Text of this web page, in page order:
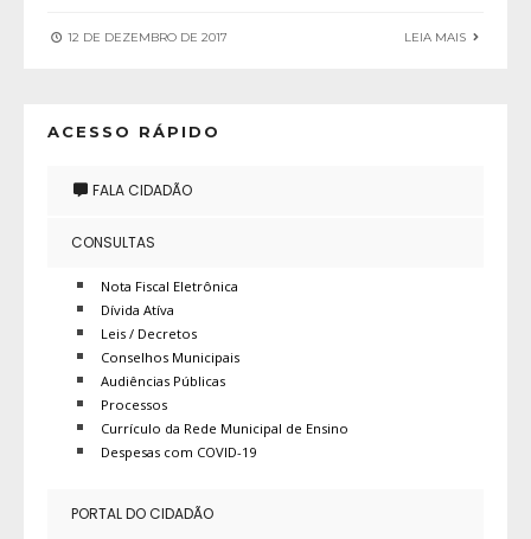
12 DE DEZEMBRO DE 2017 LEIA MAIS
ACESSO RÁPIDO
FALA CIDADÃO
CONSULTAS
Nota Fiscal Eletrônica
Dívida Atíva
Leis / Decretos
Conselhos Municipais
Audiências Públicas
Processos
Currículo da Rede Municipal de Ensino
Despesas com COVID-19
PORTAL DO CIDADÃO